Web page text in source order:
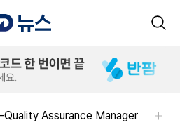
Quality Assurance Manager